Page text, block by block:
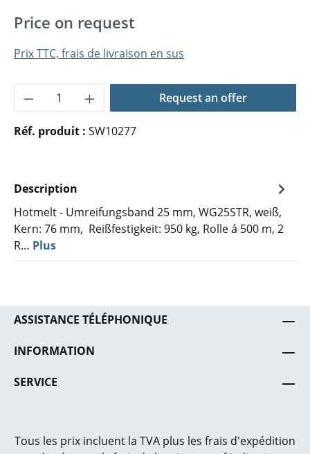
Price on request
Prix TTC, frais de livraison en sus
Quantité de produit : Entrez la
Request an offer
Réf. produit : SW10277
Description
Hotmelt - Umreifungsband 25 mm, WG25STR, weiß,
Kern: 76 mm, Reißfestigkeit: 950 kg, Rolle á 500 m, 2
R… Plus
ASSISTANCE TÉLÉPHONIQUE
INFORMATION
SERVICE
Tous les prix incluent la TVA plus les frais d'expédition